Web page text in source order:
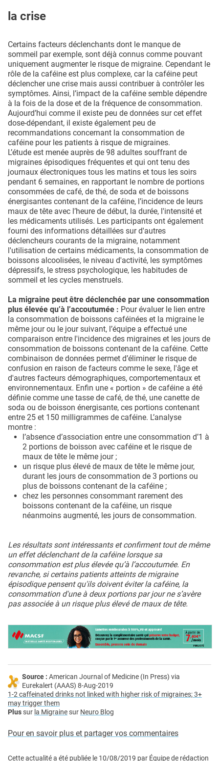
la crise
Certains facteurs déclenchants dont le manque de
sommeil par exemple, sont déjà connus comme pouvant
uniquement augmenter le risque de migraine. Cependant le
rôle de la caféine est plus complexe, car la caféine peut
déclencher une crise mais aussi contribuer à contrôler les
symptômes. Ainsi, l’impact de la caféine semble dépendre
à la fois de la dose et de la fréquence de consommation.
Aujourd’hui comme il existe peu de données sur cet effet
dose-dépendant, il existe également peu de
recommandations concernant la consommation de
caféine pour les patients à risque de migraines.
L’étude est menée auprès de 98 adultes souffrant de
migraines épisodiques fréquentes et qui ont tenu des
journaux électroniques tous les matins et tous les soirs
pendant 6 semaines, en rapportant le nombre de portions
consommées de café, de thé, de soda et de boissons
énergisantes contenant de la caféine, l’incidence de leurs
maux de tête avec l’heure de début, la durée, l'intensité et
les médicaments utilisés. Les participants ont également
fourni des informations détaillées sur d'autres
déclencheurs courants de la migraine, notamment
l'utilisation de certains médicaments, la consommation de
boissons alcoolisées, le niveau d'activité, les symptômes
dépressifs, le stress psychologique, les habitudes de
sommeil et les cycles menstruels.
La migraine peut être déclenchée par une consommation
plus élevée qu’à l’accoutumée : Pour évaluer le lien entre
la consommation de boissons caféinées et la migraine le
même jour ou le jour suivant, l’équipe a effectué une
comparaison entre l'incidence des migraines et les jours de
consommation de boissons contenant de la caféine. Cette
combinaison de données permet d’éliminer le risque de
confusion en raison de facteurs comme le sexe, l'âge et
d'autres facteurs démographiques, comportementaux et
environnementaux. Enfin une « portion » de caféine a été
définie comme une tasse de café, de thé, une canette de
soda ou de boisson énergisante, ces portions contenant
entre 25 et 150 milligrammes de caféine. L’analyse
montre :
l’absence d’association entre une consommation d’1 à
2 portions de boisson avec caféine et le risque de
maux de tête le même jour ;
un risque plus élevé de maux de tête le même jour,
durant les jours de consommation de 3 portions ou
plus de boissons contenant de la caféine ;
chez les personnes consommant rarement des
boissons contenant de la caféine, un risque
néanmoins augmenté, les jours de consommation.
Les résultats sont intéressants et confirment tout de même
un effet déclenchant de la caféine lorsque sa
consommation est plus élevée qu’à l’accoutumée. En
revanche, si certains patients atteints de migraine
épisodique pensent qu'ils doivent éviter la caféine, la
consommation d'une à deux portions par jour ne s’avère
pas associée à un risque plus élevé de maux de tête.
Source : American Journal of Medicine (In Press) via
Eurekalert (AAAS) 8-Aug-2019
1-2 caffeinated drinks not linked with higher risk of migraines; 3+
may trigger them
Plussur la Migrainesur Neuro Blog
Pour en savoir plus et partager vos commentaires
Cette actualité a été publiée le 10/08/2019 par Équipe de rédaction